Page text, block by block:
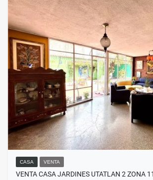
CASA VENTA
VENTA CASA JARDINES UTATLAN 2 ZONA 11